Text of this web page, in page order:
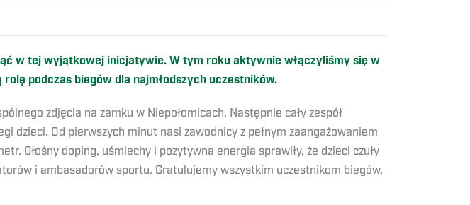
w tej wyjątkowej inicjatywie. W tym roku aktywnie włączyliśmy się w
podczas biegów dla najmłodszych uczestników.
zdjęcia na zamku w Niepołomicach. Następnie cały zespół
dzieci. Od pierwszych minut nasi zawodnicy z pełnym zaangażowaniem
Głośny doping, uśmiechy i pozytywna energia sprawiły, że dzieci czuły
i ambasadorów sportu. Gratulujemy wszystkim uczestnikom biegów,